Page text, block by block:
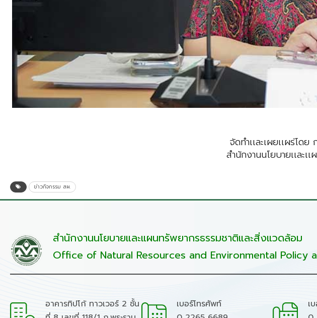
จัดทำเเละเผยเเผร่โด
สำนักงานนโยบายเเละเ
ข่าวกิจกรรม สผ.
สำนักงานนโยบายและแผนทรัพยากรธรรมชาติและสิ่งแวดล้อม
Office of Natural Resources and Environmental Policy
อาคารทิปโก้ ทาวเวอร์ 2 ชั้น
เบอร์โทรศัพท์
เ